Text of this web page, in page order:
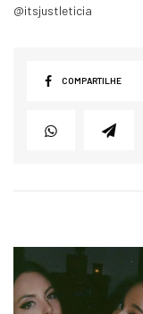
@itsjustleticia
COMPARTILHE